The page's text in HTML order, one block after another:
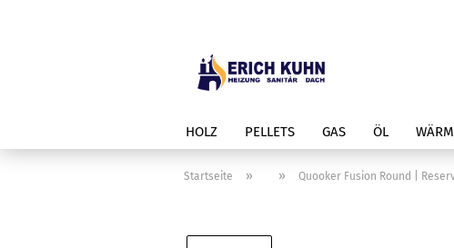
HOLZ PELLETS GAS ÖL
Startseite » » Quooker Fusion Round |